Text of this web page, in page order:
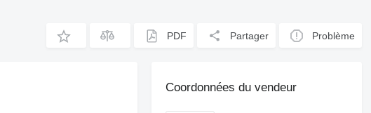
PDF Partager Problème
Coordonnées du vendeur